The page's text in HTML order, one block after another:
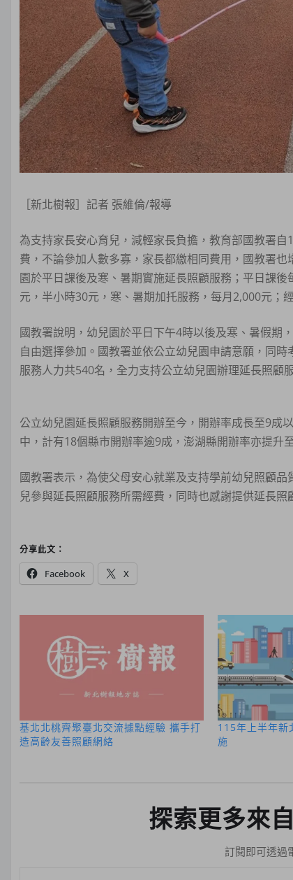
［新北樹報］記者 張維倫/報導
為支持家長安心育兒，減輕家長負擔，教育部國教署
費，不論參加人數多寡，家長都繳相同費用，國教署
園於平日課後及寒、暑期實施延長照顧服務；平日課
元，半小時30元，寒、暑期加托服務，每月2,000元；
國教署說明，幼兒園於平日下午4時以後及寒、暑假期
自由選擇參加。國教署並依公立幼兒園申請意願，同
服務人力共540名，全力支持公立幼兒園辦理延長照顧
公立幼兒園延長照顧服務開辦至今，開辦率成長至9成
中，計有18個縣市開辦率逾9成，澎湖縣開辦率亦提升
國教署表示，為使父母安心就業及支持學前幼兒照顧
兒參與延長照顧服務所需經費，同時也感謝提供延長
分享此文：
Facebook X
基北北桃齊聚臺北交流據點經驗 攜手打
造高齡友善照顧網絡
115年上半年新
施
探索更多來
訂閱即可透過